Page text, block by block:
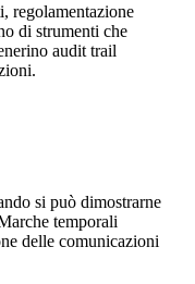
regolamentazione
di strumenti che
audit trail
si può dimostrarne
temporali
delle comunicazioni